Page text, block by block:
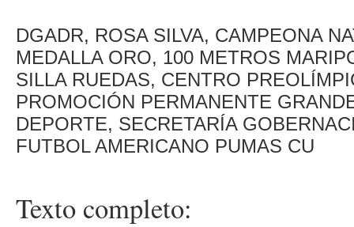
DGADR, ROSA SILVA, CAMPEONA
MEDALLA ORO, 100 METROS
SILLA RUEDAS, CENTRO
PROMOCIÓN PERMANENTE
DEPORTE, SECRETARÍA
FUTBOL AMERICANO PUMAS CU
Texto completo: